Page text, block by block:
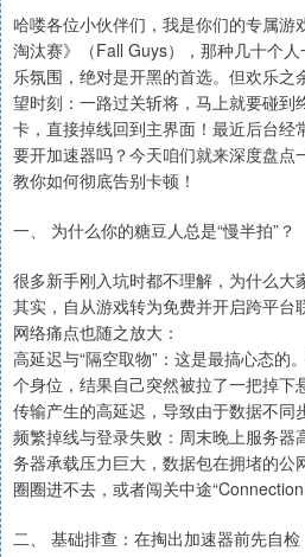
哈喽各位小伙伴们，我是你们的专属游
淘汰赛》（Fall Guys），那种几十个
乐氛围，绝对是开黑的首选。但欢乐之
望时刻：一路过关斩将，马上就要碰到
卡，直接掉线回到主界面！最近后台经
要开加速器吗？今天咱们就来深度盘点
教你如何彻底告别卡顿！
一、 为什么你的糖豆人总是“慢半拍”？
很多新手刚入坑时都不理解，为什么大
其实，自从游戏转为免费并开启跨平台
网络痛点也随之放大：
高延迟与“隔空取物”：这是最搞心态的
个身位，结果自己突然被拉了一把掉下
传输产生的高延迟，导致由于数据不同
频繁掉线与登录失败：周末晚上服务器
务器承载压力巨大，数据包在拥堵的公
圈圈进不去，或者闯关中途
二、 基础排查：在掏出加速器前先自检